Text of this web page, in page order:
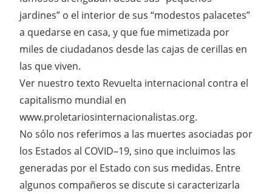
jardines” o el interior de sus “modestos palacetes”
a quedarse en casa, y que fue mimetizada por
miles de ciudadanos desde las cajas de cerillas en
las que viven.
Ver nuestro texto Revuelta internacional contra el
capitalismo mundial en
www.proletariosinternacionalistas.org.
No sólo nos referimos a las muertes asociadas por
los Estados al COVID–19, sino que incluimos las
generadas por el Estado con sus medidas. Entre
algunos compañeros se discute si caracterizarla